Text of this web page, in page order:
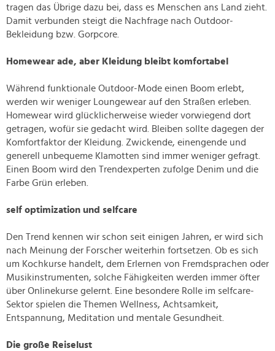
tragen das Übrige dazu bei, dass es Menschen ans Land zieht.
Damit verbunden steigt die Nachfrage nach Outdoor-
Bekleidung bzw. Gorpcore.
Homewear ade, aber Kleidung bleibt komfortabel
Während funktionale Outdoor-Mode einen Boom erlebt,
werden wir weniger Loungewear auf den Straßen erleben.
Homewear wird glücklicherweise wieder vorwiegend dort
getragen, wofür sie gedacht wird. Bleiben sollte dagegen der
Komfortfaktor der Kleidung. Zwickende, einengende und
generell unbequeme Klamotten sind immer weniger gefragt.
Einen Boom wird den Trendexperten zufolge Denim und die
Farbe Grün erleben.
self optimization und selfcare
Den Trend kennen wir schon seit einigen Jahren, er wird sich
nach Meinung der Forscher weiterhin fortsetzen. Ob es sich
um Kochkurse handelt, dem Erlernen von Fremdsprachen oder
Musikinstrumenten, solche Fähigkeiten werden immer öfter
über Onlinekurse gelernt. Eine besondere Rolle im selfcare-
Sektor spielen die Themen Wellness, Achtsamkeit,
Entspannung, Meditation und mentale Gesundheit.
Die große Reiselust